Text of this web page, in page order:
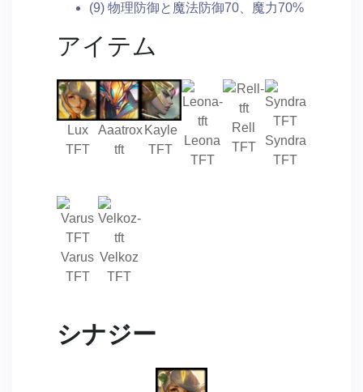
(9) 物理防御と魔法防御70、魔力70%
アイテム
Lux
TFT
Aaatrox
tft
Kayle
TFT
Leona
TFT
Rell
TFT
Syndra
TFT
Varus
TFT
Velkoz
TFT
シナジー